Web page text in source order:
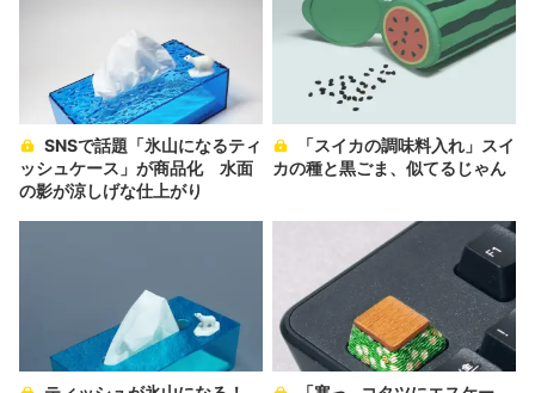
ッシュケース」が商品化 水面
の影が涼しげな仕上がり
カの種と黒ごま、似てるじゃん